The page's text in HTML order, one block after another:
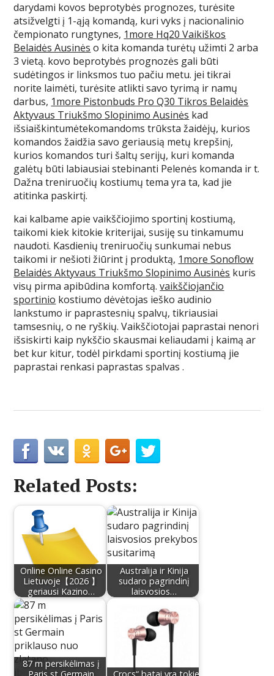
darydami kovos beprotybės prognozes, turėsite
atsižvelgti į 1-ąją komandą, kuri vyks į nacionalinio
čempionato rungtynes, 1more Hq20 Vaikiškos
Belaidės Ausinės o kita komanda turėtų užimti 2 arba
3 vietą. kovo beprotybės prognozės gali būti
sudėtingos ir linksmos tuo pačiu metu. jei tikrai
norite laimėti, turėsite atlikti savo tyrimą ir namų
darbus, 1more Pistonbuds Pro Q30 Tikros Belaidės
Aktyvaus Triukšmo Slopinimo Ausinės kad
išsiaiškintumėtekomandoms trūksta žaidėjų, kurios
komandos žaidžia savo geriausią metų krepšinį,
kurios komandos turi šaltų serijų, kuri komanda
galėtų būti labiausiai stebinanti Pelenės komanda ir t.
Dažna treniruočių kostiumų tema yra ta, kad jie
atitinka paskirtį.
kai kalbame apie vaikščiojimo sportinį kostiumą,
taikomi kiek kitokie kriterijai, susiję su tinkamumu
naudoti. Kasdienių treniruočių sunkumai nebus
taikomi ir nešioti žiūrint į produktą, 1more Sonoflow
Belaidės Aktyvaus Triukšmo Slopinimo Ausinės kuris
visų pirma apibūdina komfortą.vaikščiojančio
sportinio kostiumo dėvėtojas ieško audinio
lankstumo ir paprastesnių spalvų, tikriausiai
tamsesnių, o ne ryškių. Vaikščiotojai paprastai nenori
išsiskirti kaip nykščio skausmai keliaudami į kaimą ar
bet kur kitur, todėl pirkdami sportinį kostiumą jie
paprastai renkasi paprastas spalvas .
Related Posts:
Online Online Casino
Lietuvoje【2026 】
geriausi Kazino…
Australija ir Kinija
sudaro pagrindinį
laisvosios…
87 m persikėlimas į
Paris st Germain
„Crocs“ batai yra tokie